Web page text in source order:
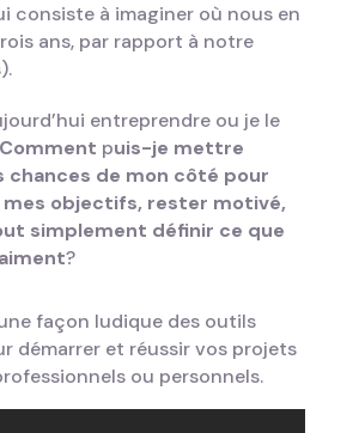
consiste à imaginer où nous en
ans, par rapport à notre
entreprendre ou je le
Comment puis-je mettre
chances de mon côté pour
objectifs, rester motivé,
simplement définir ce que
?
façon ludique des outils
démarrer et réussir vos projets
ou personnels.